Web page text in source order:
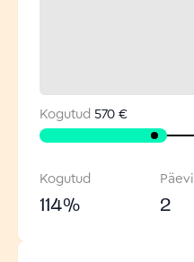
Kogutud 570 €
Kogutud
114% 2